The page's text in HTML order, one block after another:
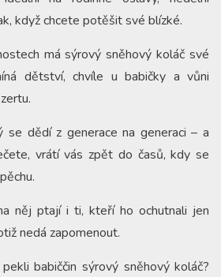
když chcete potěšit své blízké.
má sýrový sněhový koláč své
dětství, chvíle u babičky a vůni
se dědí z generace na generaci – a
vrátí vás zpět do časů, kdy se
něj ptají i ti, kteří ho ochutnali jen
nedá zapomenout.
babiččin sýrový sněhový koláč?